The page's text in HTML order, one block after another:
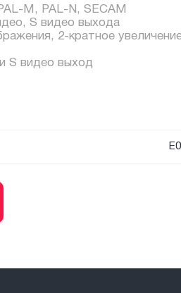
M, PAL-N, SECAM
S видео выхода
2-кратное
S видео выход